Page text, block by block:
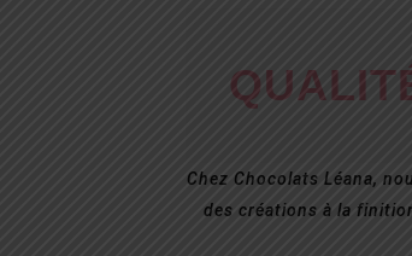
Chez Chocolats Léana,
des créations à la